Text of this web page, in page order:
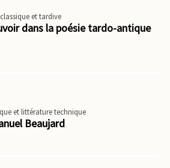
et tardive
dans la poésie tardo-antique
et littérature technique
Beaujard